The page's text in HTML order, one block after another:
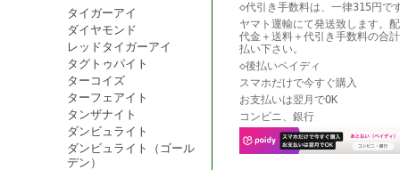
タイガーアイ
ダイヤモンド
レッドタイガーアイ
タグトゥパイト
ターコイズ
ターフェアイト
タンザナイト
ダンビュライト
ダンビュライト（ゴール
デン）
◇代引き手数料は、一律315円で
ヤマト運輸にて発送致します。
代金＋送料＋代引き手数料の合
払い下さい。
◇後払いペイディ
スマホだけで今すぐ購入
お支払いは翌月でOK
コンビニ、銀行